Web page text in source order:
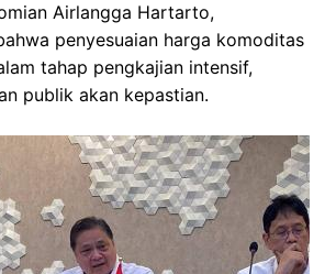
Airlangga Hartarto,
penyesuaian harga komoditas
tahap pengkajian intensif,
publik akan kepastian.